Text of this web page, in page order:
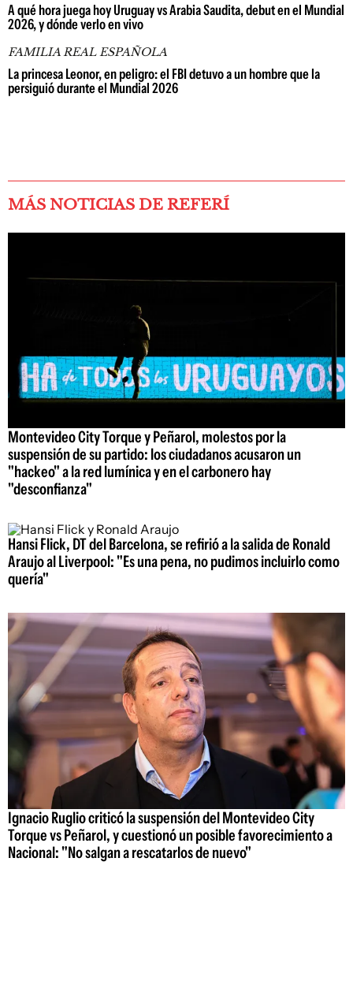
A qué hora juega hoy Uruguay vs Arabia Saudita, debut en el Mundial
2026, y dónde verlo en vivo
FAMILIA REAL ESPAÑOLA
La princesa Leonor, en peligro: el FBI detuvo a un hombre que la
persiguió durante el Mundial 2026
MÁS NOTICIAS DE REFERÍ
Montevideo City Torque y Peñarol, molestos por la
suspensión de su partido: los ciudadanos acusaron un
"hackeo" a la red lumínica y en el carbonero hay
"desconfianza"
Hansi Flick, DT del Barcelona, se refirió a la salida de Ronald
Araujo al Liverpool: "Es una pena, no pudimos incluirlo como
quería"
Ignacio Ruglio criticó la suspensión del Montevideo City
Torque vs Peñarol, y cuestionó un posible favorecimiento a
Nacional: "No salgan a rescatarlos de nuevo"